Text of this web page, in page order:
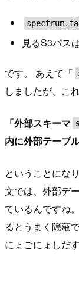
見るS3パス
です。 あえて「
しましたが、こ
「外部スキーマ
内に外部テーブ
ということにな
文では、外部デ
ているんですね
るとうまく隠蔽
にょごにょしだ